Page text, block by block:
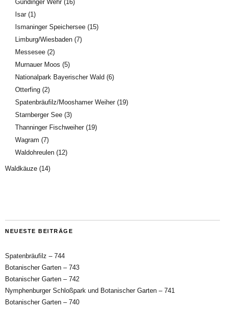
Gündinger Wehr(16)
Isar(1)
Ismaninger Speichersee (15)
Limburg/Wiesbaden (7)
Messesee (2)
Murnauer Moos (5)
Nationalpark Bayerischer Wald (6)
Otterfing (2)
Spatenbräufilz/Mooshamer Weiher(19)
Starnberger See (3)
Thanninger Fischweiher(19)
Wagram (7)
Waldohreulen (12)
Waldkäuze (14)
NEUESTE BEITRÄGE
Spatenbräufilz – 744
Botanischer Garten – 743
Botanischer Garten – 742
Nymphenburger Schloßpark und Botanischer Garten – 741
Botanischer Garten – 740